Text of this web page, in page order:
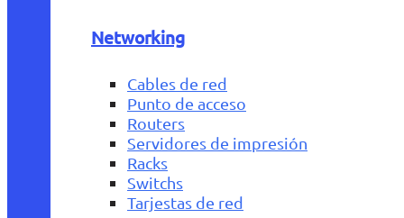
Networking
Cables de red
Punto de acceso
Routers
Servidores de impresión
Racks
Switchs
Tarjestas de red